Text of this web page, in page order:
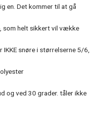
en. Det kommer til at gå
som helt sikkert vil vække
snøre i størrelserne 5/6,
og ved 30 grader. tåler ikke